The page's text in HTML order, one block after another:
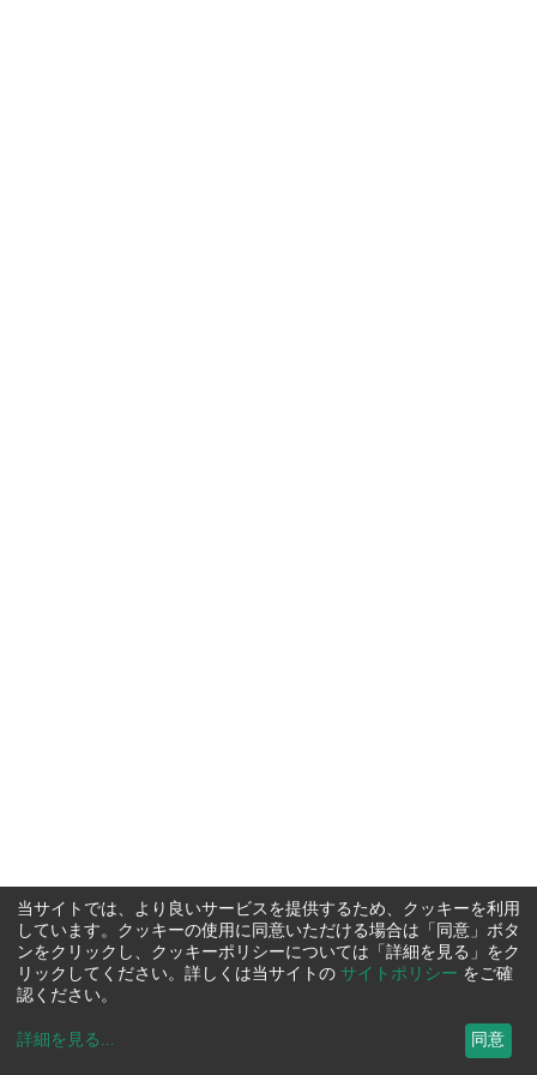
当サイトでは、より良いサービスを提供するため、クッキーを利用
しています。クッキーの使用に同意いただける場合は「同意」ボタ
ンをクリックし、クッキーポリシーについては「詳細を見る」をク
リックしてください。詳しくは当サイトの サイトポリシー をご確
認ください。
詳細を見る ... 同意